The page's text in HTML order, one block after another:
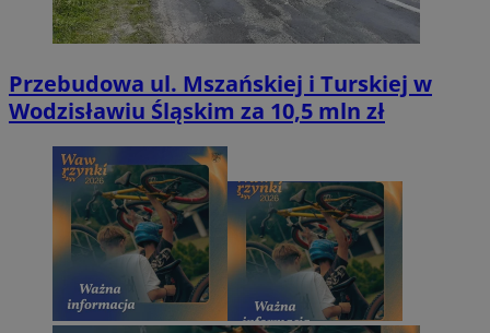
Przebudowa ul. Mszańskiej i Turskiej w
Wodzisławiu Śląskim za 10,5 mln zł